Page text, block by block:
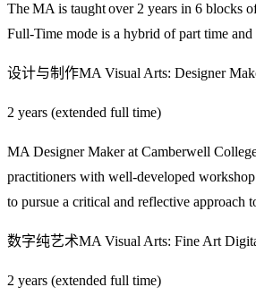
The MA is taught over 2 years in 6 blocks
Full-Time mode is a hybrid of part time
设计与制作MA Visual Arts: Designer
2 years (extended full time)
MA Designer Maker at Camberwell
practitioners with well-developed
to pursue a critical and reflective approach
数字纯艺术MA Visual Arts: Fine Art
2 years (extended full time)